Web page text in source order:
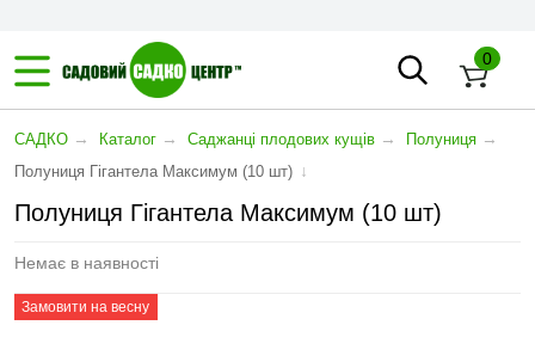
0
САДКО → Каталог → Саджанці плодових кущів → Полуниця →
Полуниця Гігантела Максимум (10 шт) ↓
Полуниця Гігантела Максимум (10 шт)
Немає в наявності
Замовити на весну